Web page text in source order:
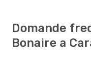
Domande
Bonaire a